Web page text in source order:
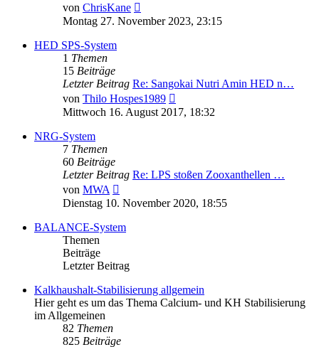
von ChrisKane
Beitrag
Montag 27. November 2023, 23:15
HED SPS-System
1 Themen
15 Beiträge
Letzter Beitrag Re: Sangokai Nutri Amin HED n…
von Thilo Hospes1989
Beitrag
Mittwoch 16. August 2017, 18:32
NRG-System
7 Themen
60 Beiträge
Letzter Beitrag Re: LPS stoßen Zooxanthellen …
von MWA
Beitrag
Dienstag 10. November 2020, 18:55
BALANCE-System
Themen
Beiträge
Letzter Beitrag
Kalkhaushalt-Stabilisierung allgemein
Hier geht es um das Thema Calcium- und KH Stabilisierung
im Allgemeinen
82 Themen
825 Beiträge